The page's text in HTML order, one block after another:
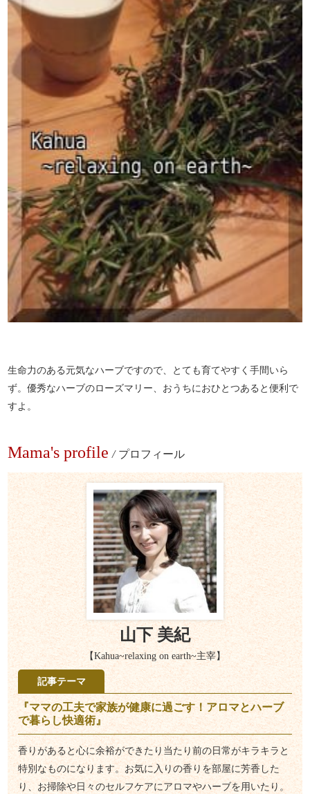
生命力のある元気なハーブですので、とても育てやすく手間いら
ず。優秀なハーブのローズマリー、おうちにおひとつあると便利で
すよ。
Mama's profile / プロフィール
山下 美紀
【Kahua~relaxing on earth~主宰】
記事テーマ
『ママの工夫で家族が健康に過ごす！アロマとハーブ
で暮らし快適術』
香りがあると心に余裕ができたり当たり前の日常がキラキラと
特別なものになります。お気に入りの香りを部屋に芳香した
り、お掃除や日々のセルフケアにアロマやハーブを用いたり。